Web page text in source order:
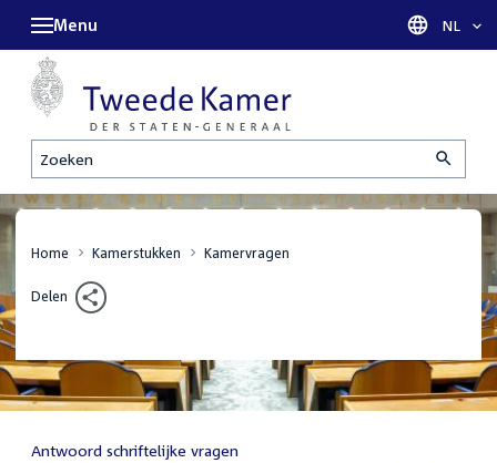
Zoeken
Menu Taal
NL
Home Kamerstukken Kamervragen
Delen
Antwoord schriftelijke vragen